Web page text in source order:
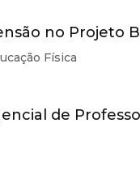
no Projeto
Física
de